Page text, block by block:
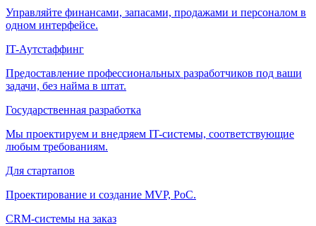
Управляйте финансами, запасами, продажами и персоналом в
одном интерфейсе.
IT-Аутстаффинг
Предоставление профессиональных разработчиков под ваши
задачи, без найма в штат.
Государственная разработка
Мы проектируем и внедряем IT-системы, соответствующие
любым требованиям.
Для стартапов
Проектирование и создание MVP, PoC.
CRM-системы на заказ